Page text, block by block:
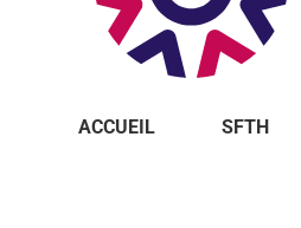
ACCUEIL SFTH